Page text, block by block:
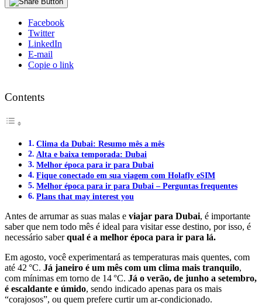
Facebook
Twitter
LinkedIn
E-mail
Copie o link
Contents
Clima da Dubai: Resumo mês a mês
Alta e baixa temporada: Dubai
Melhor época para ir para Dubai
Fique conectado em sua viagem com Holafly eSIM
Melhor época para ir para Dubai – Perguntas frequentes
Plans that may interest you
Antes de arrumar as suas malas e viajar para Dubai, é importante
saber que nem todo mês é ideal para visitar esse destino, por isso, é
necessário saberqual é a melhor época para ir para lá.
Em agosto, você experimentará as temperaturas mais quentes, com
até 42 °C. Já janeiro é um mês com um clima mais tranquilo,
com mínimas em torno de 14 °C. Já o verão, de junho a setembro,
é escaldante e úmido, sendo indicado apenas para os mais
“corajosos”, ou quem prefere curtir um ar-condicionado.